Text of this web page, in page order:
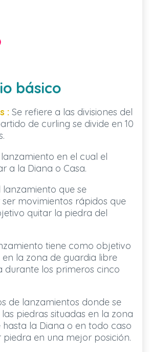
básico
:Se refiere a las divisiones del
de curling se divide en 10
en el cual el
a la Diana o Casa.
lanzamiento que se
movimientos rápidos que
quitar la piedra del
tiene como objetivo
la zona de guardia libre
durante los primeros cinco
de lanzamientos donde se
piedras situadas en la zona
la Diana o en todo caso
piedra en una mejor posición.